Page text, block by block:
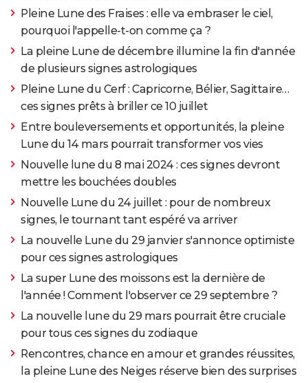
Pleine Lune des Fraises : elle va embraser le ciel,
pourquoi l'appelle-t-on comme ça ?
La pleine Lune de décembre illumine la fin d'année
de plusieurs signes astrologiques
Pleine Lune du Cerf : Capricorne, Bélier, Sagittaire…
ces signes prêts à briller ce 10 juillet
Entre bouleversements et opportunités, la pleine
Lune du 14 mars pourrait transformer vos vies
Nouvelle lune du 8 mai 2024 : ces signes devront
mettre les bouchées doubles
Nouvelle Lune du 24 juillet : pour de nombreux
signes, le tournant tant espéré va arriver
La nouvelle Lune du 29 janvier s'annonce optimiste
pour ces signes astrologiques
La super Lune des moissons est la dernière de
l'année ! Comment l'observer ce 29 septembre ?
La nouvelle lune du 29 mars pourrait être cruciale
pour tous ces signes du zodiaque
Rencontres, chance en amour et grandes réussites,
la pleine Lune des Neiges réserve bien des surprises